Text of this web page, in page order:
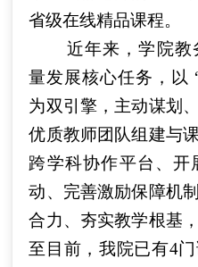
省级在线精品课程。
近年来，学院教
量发展核心任务，以
为双引擎，主动谋划
优质教师团队组建与
跨学科协作平台、开
动、完善激励保障机
合力、夯实教学根基
至目前，我院已有4